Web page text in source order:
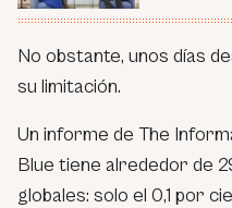
No obstante, unos días
su limitación.
Un informe de The
Blue tiene alrededor de
globales: solo el 0,1 por